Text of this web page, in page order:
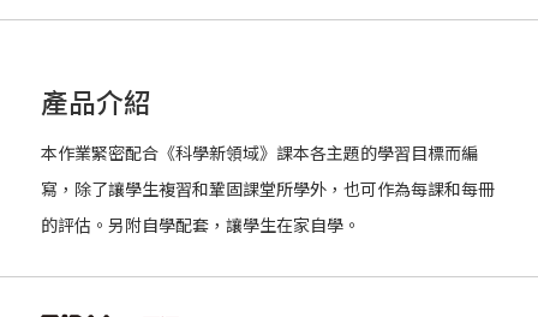
產品介紹
本作業緊密配合《科學新領域》課本各主題的學習目標而編
寫，除了讓學生複習和鞏固課堂所學外，也可作為每課和每冊
的評估。另附自學配套，讓學生在家自學。